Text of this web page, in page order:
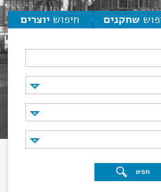
שחקנים חיפוש יוצרים
חפש